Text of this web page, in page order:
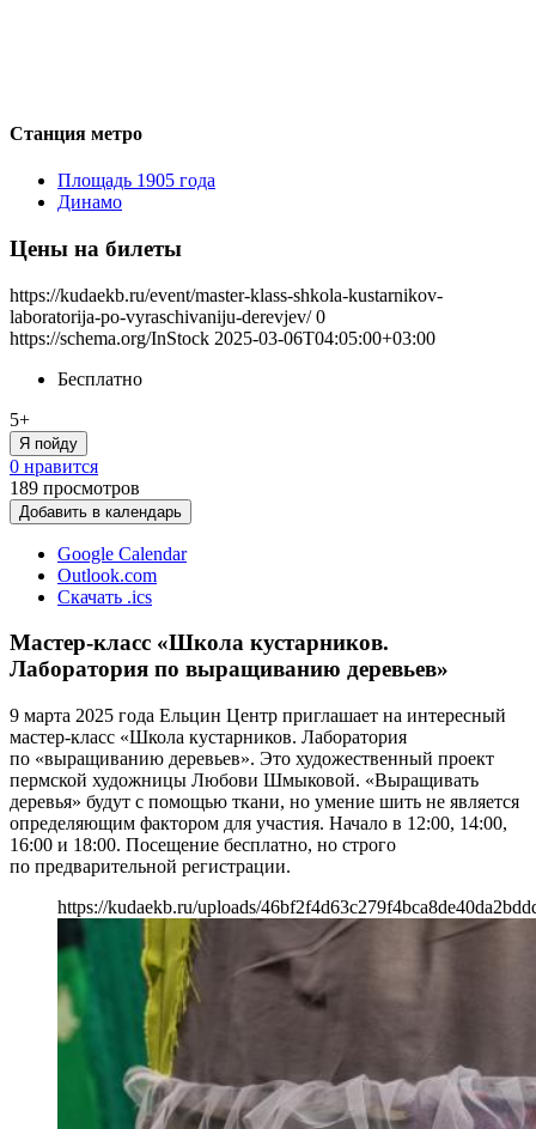
Станция метро
Площадь 1905 года
Динамо
Цены на билеты
https://kudaekb.ru/event/master-klass-shkola-kustarnikov-
laboratorija-po-vyraschivaniju-derevjev/ 0
https://schema.org/InStock 2025-03-06T04:05:00+03:00
Бесплатно
5+
Я пойду
0 нравится
189 просмотров
Добавить в календарь
Google Calendar
Outlook.com
Скачать .ics
Мастер-класс «Школа кустарников.
Лаборатория по выращиванию деревьев»
9 марта 2025 года Ельцин Центр приглашает на интересный
мастер-класс «Школа кустарников. Лаборатория
по «выращиванию деревьев». Это художественный проект
пермской художницы Любови Шмыковой. «Выращивать
деревья» будут с помощью ткани, но умение шить не является
определяющим фактором для участия. Начало в 12:00, 14:00,
16:00 и 18:00. Посещение бесплатно, но строго
по предварительной регистрации.
https://kudaekb.ru/uploads/